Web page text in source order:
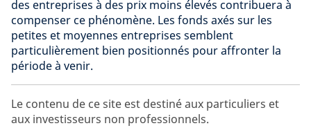
des entreprises à des prix moins élevés contribuera à
compenser ce phénomène. Les fonds axés sur les
petites et moyennes entreprises semblent
particulièrement bien positionnés pour affronter la
période à venir.
Le contenu de ce site est destiné aux particuliers et
aux investisseurs non professionnels.